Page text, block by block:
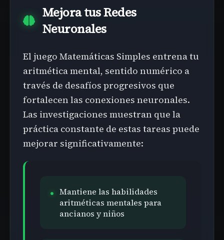
Mejora tus Redes
Neuronales
El juego Matemáticas Simples entrena tu
aritmética mental, sentido numérico a
través de desafíos progresivos que
fortalecen las conexiones neuronales.
Las investigaciones muestran que la
práctica constante de estas tareas puede
mejorar significativamente:
Mantiene las habilidades
aritméticas mentales para
ancianos y niños